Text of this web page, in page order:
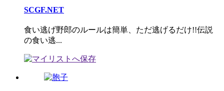
SCGF.NET
食い逃げ野郎のルールは簡単、ただ逃げるだけ!!伝説
の食い逃...